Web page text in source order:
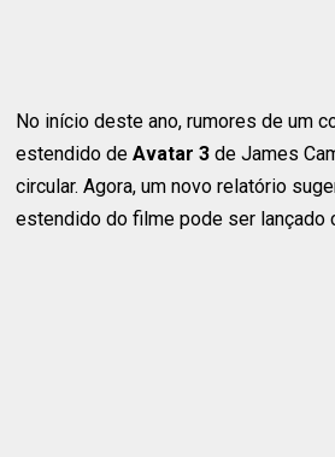
No início deste ano, rumores de um
estendido de Avatar 3de James
circular. Agora, um novo relatório
estendido do filme pode ser lançado